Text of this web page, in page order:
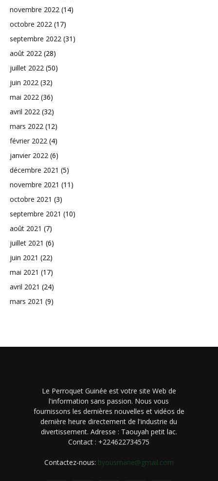
novembre 2022 (14)
octobre 2022 (17)
septembre 2022 (31)
août 2022 (28)
juillet 2022 (50)
juin 2022 (32)
mai 2022 (36)
avril 2022 (32)
mars 2022 (12)
février 2022 (4)
janvier 2022 (6)
décembre 2021 (5)
novembre 2021 (11)
octobre 2021 (3)
septembre 2021 (10)
août 2021 (7)
juillet 2021 (6)
juin 2021 (22)
mai 2021 (17)
avril 2021 (24)
mars 2021 (9)
Le Perroquet Guinée est votre site Web de
l'information sans passion. Nous vous
fournissons les dernières nouvelles et vidéos de
dernière heure directement de l'industrie du
divertissement. Adresse : Taouyah petit lac.
Contact : +224622734575
Contactez-nous: byousmane@gmail.com